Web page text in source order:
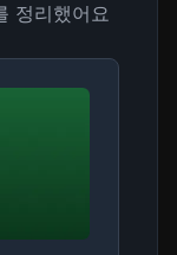
정리했어요